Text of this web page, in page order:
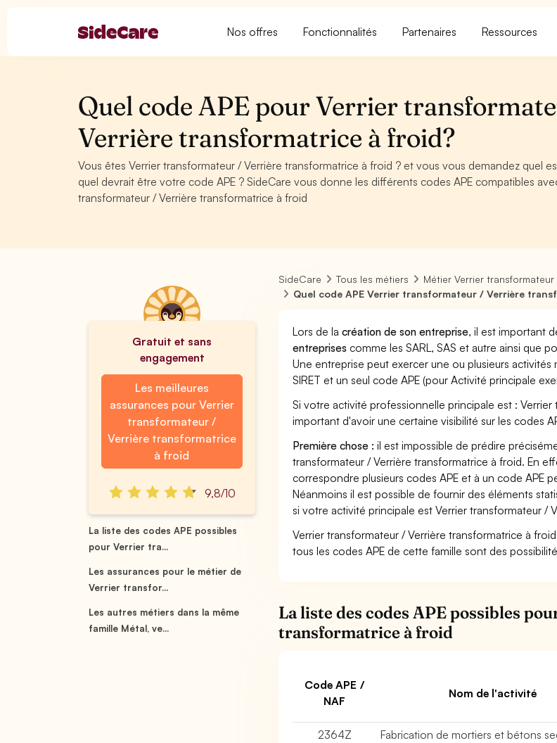
Nos offres Fonctionnalités Partenaires Ressources
Quel code APE pour Verrier
Verrière transformatrice à froid?
Vous êtes Verrier transformateur / Verrière transformatrice à froid ? et vous vous demandez quel
quel devrait être votre code APE ? SideCare vous donne les différents codes APE compatibles
transformateur / Verrière transformatrice à froid
Gratuit et sans
engagement
Les meilleures
assurances pour Verrier
transformateur /
Verrière transformatrice
à froid
9,8/10
La liste des codes APE possibles
pour Verrier tra...
Les assurances pour le métier de
Verrier transfor...
Les autres métiers dans la même
famille Métal, ve...
SideCare Tous les métiers
Métier Verrier
Quel code APE Verrier transformateur / Verrière
Lors de lacréation de son entreprise, il est important
entreprises comme les SARL, SAS et autre ainsi que
Une entreprise peut exercer une ou plusieurs
SIRET et un seul code APE (pour Activité principale
Si votre activité professionnelle principale est :
important d'avoir une certaine visibilité sur les codes
Première chose : il est impossible de prédire
transformateur / Verrière transformatrice à froid. En
correspondre plusieurs codes APE et à un code APE
Néanmoins il est possible de fournir des éléments
si votre activité principale est Verrier transformateur /
Verrier transformateur / Verrière transformatrice à
tous les codes APE de cette famille sont des
La liste des codes APE possibles
transformatrice à froid
Code APE /
NAF
Nom de l'activité
2364Z Fabrication de mortiers et bétons